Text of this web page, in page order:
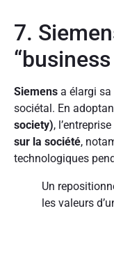
7.
Siemens a élargi
sociétal. En
society),
sur la société,
technologiques
Un
les valeurs